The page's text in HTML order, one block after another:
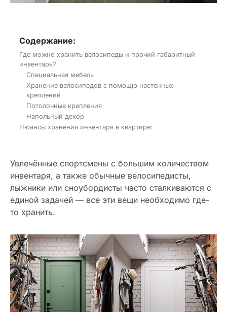
Содержание:
Где можно хранить велосипеды и прочий габаритный
инвентарь?
Специальная мебель
Хранение велосипедов с помощю настенных
креплений
Потолочные крепления
Напольный декор
Нюансы хранения инвентаря в квартире:
Увлечённые спортсмены с большим количеством
инвентаря, а также обычные велосипедисты,
лыжники или сноубордисты часто сталкиваются с
единой задачей — все эти вещи необходимо где-
то хранить.